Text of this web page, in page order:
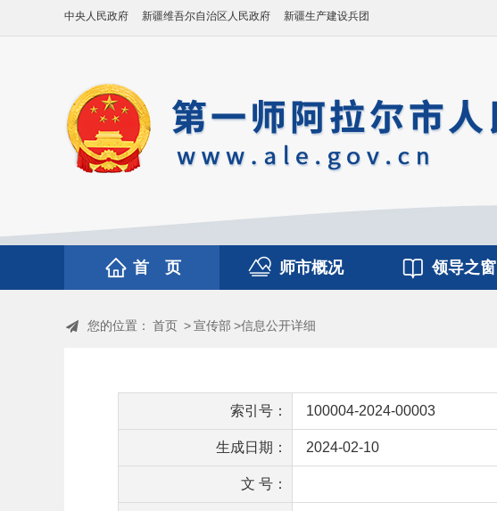
中央人民政府 新疆维吾尔自治区人民政府 新疆生产建设兵团
首 页 师市概况 领导之窗
您的位置： 首页 >宣传部 >信息公开详细
索引号： 100004-2024-00003
生成日期： 2024-02-10
文 号：